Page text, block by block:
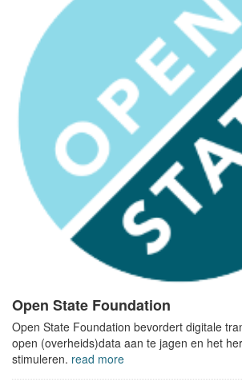
Open State Foundation
Open State Foundation bevordert digitale
open (overheids)data aan te jagen en het
stimuleren. read more